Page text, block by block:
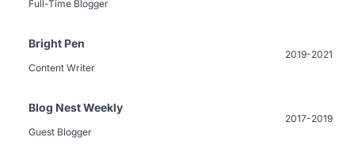
Full-Time Blogger
Bright Pen
Content Writer
2019-2021
Blog Nest Weekly
Guest Blogger
2017-2019